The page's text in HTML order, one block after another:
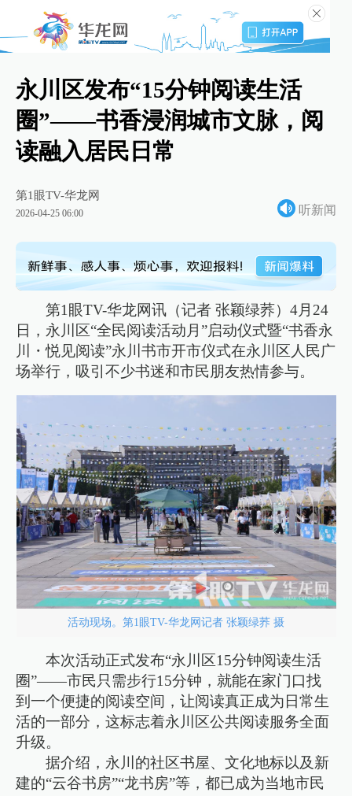
永川区发布“15分钟阅读生活
圈”——书香浸润城市文脉，阅
读融入居民日常
第1眼TV-华龙网
2026-04-25 06:00 听新闻
第1眼TV-华龙网讯（记者 张颖绿荞）4月24
日，永川区“全民阅读活动月”启动仪式暨“书香永
川・悦见阅读”永川书市开市仪式在永川区人民广
场举行，吸引不少书迷和市民朋友热情参与。
活动现场。第1眼TV-华龙网记者 张颖绿荞 摄
本次活动正式发布“永川区15分钟阅读生活
圈”——市民只需步行15分钟，就能在家门口找
到一个便捷的阅读空间，让阅读真正成为日常生
活的一部分，这标志着永川区公共阅读服务全面
升级。
据介绍，永川的社区书屋、文化地标以及新
建的“云谷书房”“龙书房”等，都已成为当地市民